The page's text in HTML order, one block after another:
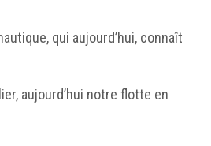
qui aujourd’hui, connaît
aujourd’hui notre flotte en